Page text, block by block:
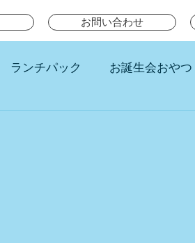
お問い合わせ
ランチパック お誕生会おやつ